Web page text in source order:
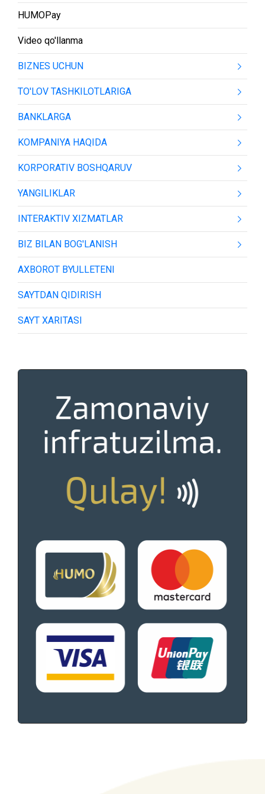
HUMOPay
Video qo'llanma
BIZNES UCHUN
TO'LOV TASHKILOTLARIGA
BANKLARGA
KOMPANIYA HAQIDA
KORPORATIV BOSHQARUV
YANGILIKLAR
INTERAKTIV XIZMATLAR
BIZ BILAN BOG'LANISH
AXBOROT BYULLETENI
SAYTDAN QIDIRISH
SAYT XARITASI